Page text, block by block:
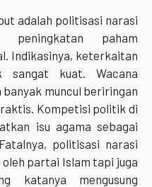
adalah politisasi narasi
peningkatan paham
Indikasinya, keterkaitan
sangat kuat. Wacana
muncul beriringan
Kompetisi politik di
isu agama sebagai
politisasi narasi
partai Islam tapi juga
katanya mengusung